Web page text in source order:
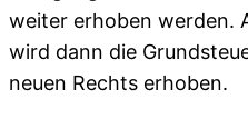
weiter erhoben werden.
wird dann die
neuen Rechts erhoben.